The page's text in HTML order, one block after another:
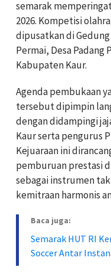
semarak
2026. Kompetisi
dipusatkan di
Permai, Desa
Kabupaten Kaur.
Agenda pembukaan
tersebut dipimpin
dengan didampingi
Kaur serta pengurus
Kejuaraan ini
pemburuan prestasi
sebagai instrumen
kemitraan harmonis
Baca juga:
Semarak HUT RI
Soccer Antar